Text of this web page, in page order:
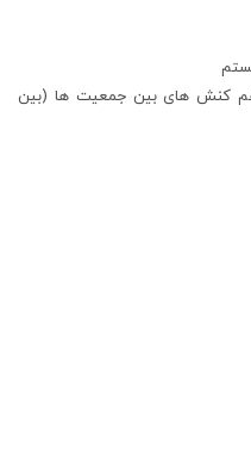
بر هم کنش های بین جمعیت ها (بین